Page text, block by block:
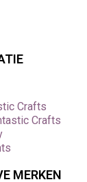
Crafts
Crafts
MERKEN